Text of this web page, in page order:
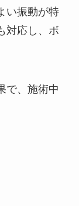
い振動が特
対応し、ボ
で、施術中